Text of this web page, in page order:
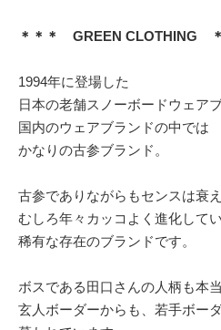
＊＊＊ GREEN CLOTHING
1994年に登場した
日本の老舗スノーボードウェア
国内のウェアブランドの中では
かなりの古参ブランド。
古参でありながらもセンスは衰
むしろ年々カッコよく進化して
稀有な存在のブランドです。
ボスである田口さんの人柄も本
玄人ボーダーからも、若手ボー